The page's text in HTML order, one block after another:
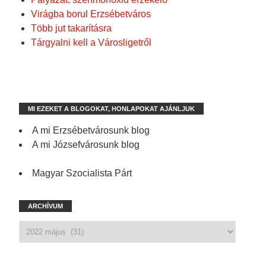
Virágba borul Erzsébetváros
Több jut takarításra
Tárgyalni kell a Városligetről
MI EZEKET A BLOGOKAT, HONLAPOKAT AJÁNLJUK
A mi Erzsébetvárosunk blog
A mi Józsefvárosunk blog
Magyar Szocialista Párt
ARCHÍVUM